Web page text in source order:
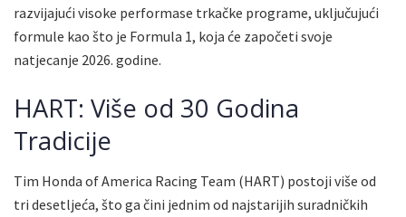
razvijajući visoke performase trkačke programe, uključujući
formule kao što je Formula 1, koja će započeti svoje
natjecanje 2026. godine.
HART: Više od 30 Godina
Tradicije
Tim Honda of America Racing Team (HART) postoji više od
tri desetljeća, što ga čini jednim od najstarijih suradničkih